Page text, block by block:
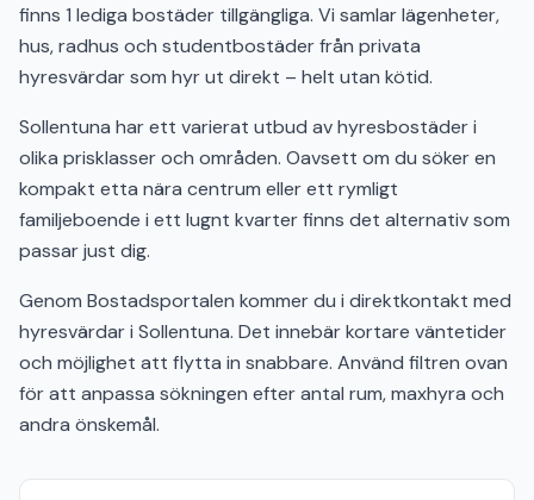
finns 1 lediga bostäder tillgängliga. Vi samlar lägenheter,
hus, radhus och studentbostäder från privata
hyresvärdar som hyr ut direkt – helt utan kötid.
Sollentuna har ett varierat utbud av hyresbostäder i
olika prisklasser och områden. Oavsett om du söker en
kompakt etta nära centrum eller ett rymligt
familjeboende i ett lugnt kvarter finns det alternativ som
passar just dig.
Genom Bostadsportalen kommer du i direktkontakt med
hyresvärdar i Sollentuna. Det innebär kortare väntetider
och möjlighet att flytta in snabbare. Använd filtren ovan
för att anpassa sökningen efter antal rum, maxhyra och
andra önskemål.